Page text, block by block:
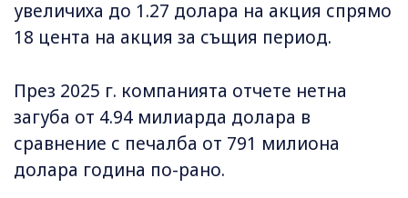
увеличиха до 1.27 долара на акция спрямо
18 цента на акция за същия период.
През 2025 г. компанията отчете нетна
загуба от 4.94 милиарда долара в
сравнение с печалба от 791 милиона
долара година по-рано.